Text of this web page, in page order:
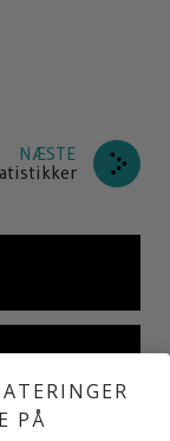
NÆSTE
PÅ